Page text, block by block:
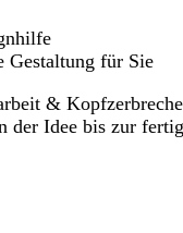
Gestaltung für Sie
&
der Idee bis zur